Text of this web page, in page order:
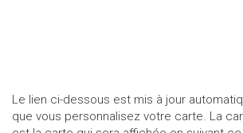
Le lien ci-dessous est mis à jour
que vous personnalisez votre carte. La